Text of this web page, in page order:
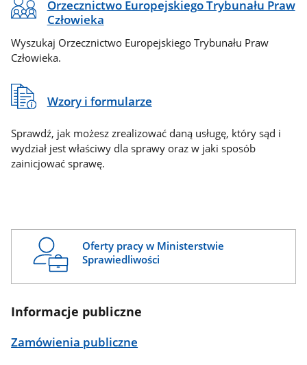
Orzecznictwo Europejskiego Trybunału Praw
Człowieka
Wyszukaj Orzecznictwo Europejskiego Trybunału Praw
Człowieka.
Wzory i formularze
Sprawdź, jak możesz zrealizować daną usługę, który sąd i
wydział jest właściwy dla sprawy oraz w jaki sposób
zainicjować sprawę.
Oferty pracy w Ministerstwie
Sprawiedliwości
Informacje publiczne
Zamówienia publiczne